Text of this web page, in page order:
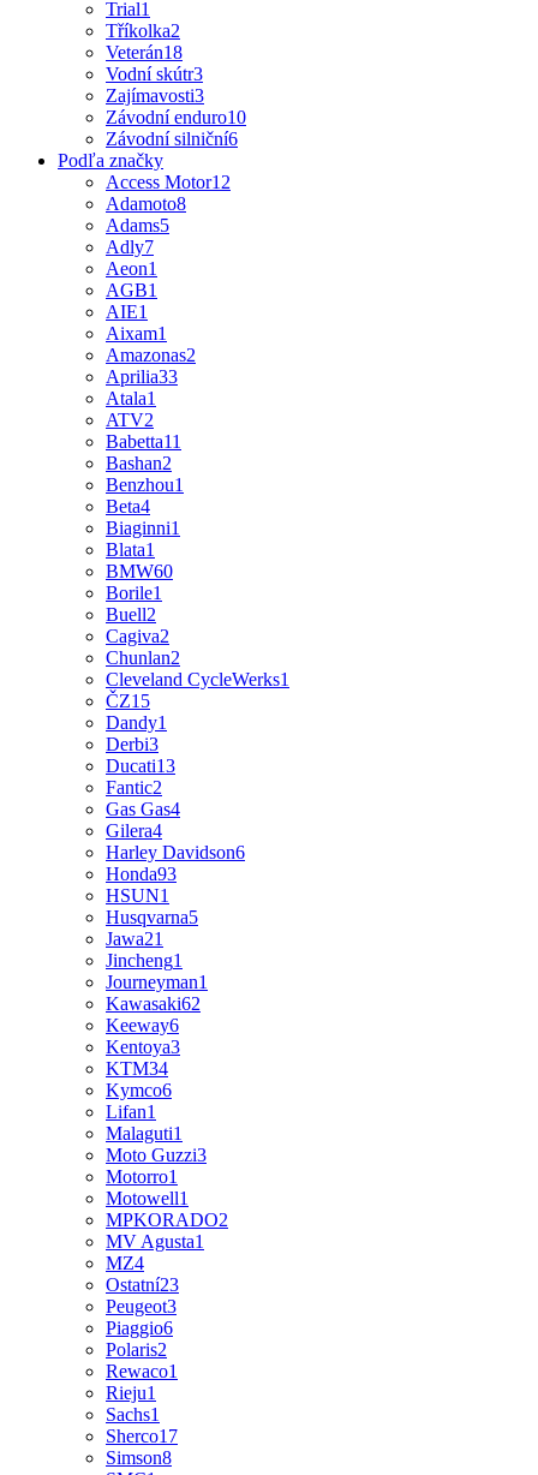
Trial1
Tříkolka2
Veterán18
Vodní skútr3
Zajímavosti3
Závodní enduro10
Závodní silniční6
Podľa značky
Access Motor12
Adamoto8
Adams5
Adly7
Aeon1
AGB1
AIE1
Aixam1
Amazonas2
Aprilia33
Atala1
ATV2
Babetta11
Bashan2
Benzhou1
Beta4
Biaginni1
Blata1
BMW60
Borile1
Buell2
Cagiva2
Chunlan2
Cleveland CycleWerks1
ČZ15
Dandy1
Derbi3
Ducati13
Fantic2
Gas Gas4
Gilera4
Harley Davidson6
Honda93
HSUN1
Husqvarna5
Jawa21
Jincheng1
Journeyman1
Kawasaki62
Keeway6
Kentoya3
KTM34
Kymco6
Lifan1
Malaguti1
Moto Guzzi3
Motorro1
Motowell1
MPKORADO2
MV Agusta1
MZ4
Ostatní23
Peugeot3
Piaggio6
Polaris2
Rewaco1
Rieju1
Sachs1
Sherco17
Simson8